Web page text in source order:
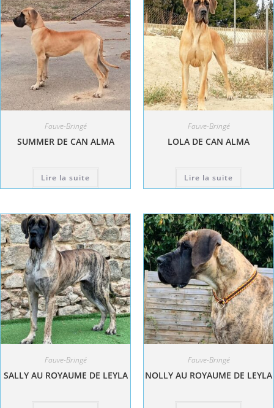
Fauve-Bringé
SUMMER DE CAN ALMA
Lire la suite
Fauve-Bringé
LOLA DE CAN ALMA
Lire la suite
Fauve-Bringé
SALLY AU ROYAUME DE LEYLA
Fauve-Bringé
NOLLY AU ROYAUME DE LEYLA